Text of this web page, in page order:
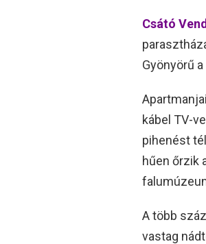
Csátó
Gyönyörű
kábel TV-
pihenést
hűen őrzik
A több
vastag